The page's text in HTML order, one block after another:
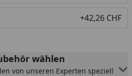
+42,26 CHF
wählen
von unseren Experten speziell